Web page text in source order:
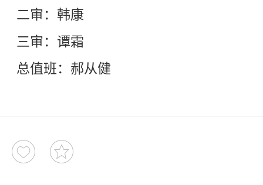
二审：韩康
三审：谭霜
总值班：郝从健